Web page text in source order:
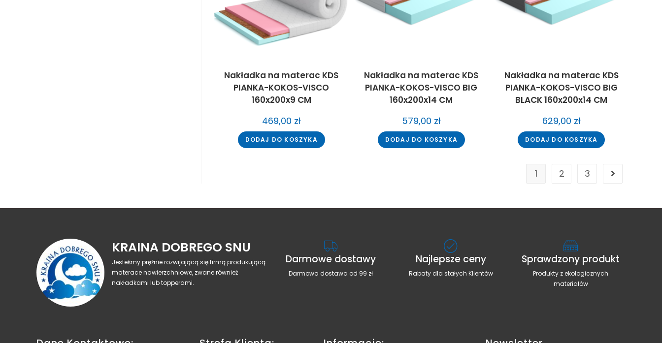
Nakładka na materac KDS
PIANKA-KOKOS-VISCO
160x200x9 CM
469,00 zł
DODAJ DO KOSZYKA
Nakładka na materac KDS
PIANKA-KOKOS-VISCO BIG
160x200x14 CM
579,00 zł
DODAJ DO KOSZYKA
Nakładka na materac KDS
PIANKA-KOKOS-VISCO BIG
BLACK 160x200x14 CM
629,00 zł
DODAJ DO KOSZYKA
1 2 3
KRAINA DOBREGO SNU
Jesteśmy prężnie rozwijającą się firmą produkującą
materace nawierzchniowe, zwane również
nakładkami lub topperami.
Darmowe dostawy
Darmowa dostawa od 99 zł
Najlepsze ceny
Rabaty dla stałych Klientów
Sprawdzony produkt
Produkty z ekologicznych
materiałów